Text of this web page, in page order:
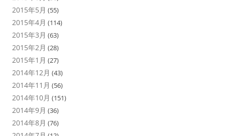
2015年5月 (55)
2015年4月 (114)
2015年3月 (63)
2015年2月 (28)
2015年1月 (27)
2014年12月 (43)
2014年11月 (56)
2014年10月 (151)
2014年9月 (36)
2014年8月 (76)